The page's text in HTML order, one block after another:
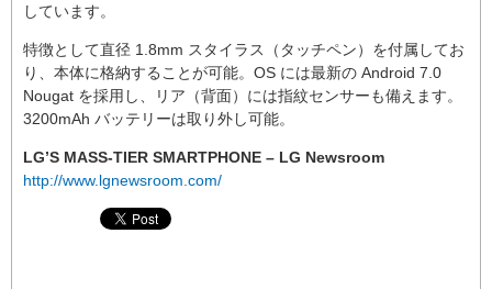
しています。
特徴として直径 1.8mm スタイラス（タッチペン）を付属してお
り、本体に格納することが可能。OS には最新の Android 7.0
Nougat を採用し、リア（背面）には指紋センサーも備えます。
3200mAh バッテリーは取り外し可能。
LG’S MASS-TIER SMARTPHONE – LG Newsroom
http://www.lgnewsroom.com/